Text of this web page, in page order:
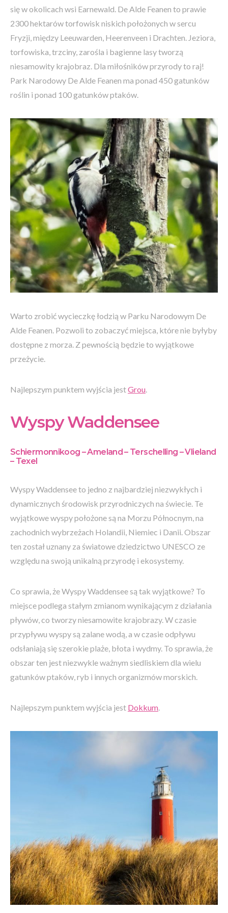
się w okolicach wsi Earnewald. De Alde Feanen to prawie
2300 hektarów torfowisk niskich położonych w sercu
Fryzji, między Leeuwarden, Heerenveen i Drachten. Jeziora,
torfowiska, trzciny, zarośla i bagienne lasy tworzą
niesamowity krajobraz. Dla miłośników przyrody to raj!
Park Narodowy De Alde Feanen ma ponad 450 gatunków
roślin i ponad 100 gatunków ptaków.
Warto zrobić wycieczkę łodzią w Parku Narodowym De
Alde Feanen. Pozwoli to zobaczyć miejsca, które nie byłyby
dostępne z morza. Z pewnością będzie to wyjątkowe
przeżycie.
Najlepszym punktem wyjścia jestGrou
Wyspy Waddensee
Schiermonnikoog – Ameland – Terschelling – Vlieland
– Texel
Wyspy Waddensee to jedno z najbardziej niezwykłych i
dynamicznych środowisk przyrodniczych na świecie. Te
wyjątkowe wyspy położone są na Morzu Północnym, na
zachodnich wybrzeżach Holandii, Niemiec i Danii. Obszar
ten został uznany za światowe dziedzictwo UNESCO ze
względu na swoją unikalną przyrodę i ekosystemy.
Co sprawia, że Wyspy Waddensee są tak wyjątkowe? To
miejsce podlega stałym zmianom wynikającym z działania
pływów, co tworzy niesamowite krajobrazy. W czasie
przypływu wyspy są zalane wodą, a w czasie odpływu
odsłaniają się szerokie plaże, błota i wydmy. To sprawia, że
obszar ten jest niezwykle ważnym siedliskiem dla wielu
gatunków ptaków, ryb i innych organizmów morskich.
Najlepszym punktem wyjścia jest Dokkum